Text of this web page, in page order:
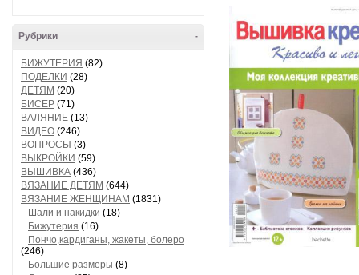
-
Рубрики
БИЖУТЕРИЯ (82)
ПОДЕЛКИ (28)
ДЕТЯМ (20)
БИСЕР (71)
ВАЛЯНИЕ (13)
ВИДЕО (246)
ВОПРОСЫ (3)
ВЫКРОЙКИ (59)
ВЫШИВКА (436)
ВЯЗАНИЕ ДЕТЯМ (644)
ВЯЗАНИЕ ЖЕНЩИНАМ (1831)
Шали и накидки (18)
Бижутерия (16)
Пончо,кардиганы, жакеты, болеро
(246)
Большие размеры (8)